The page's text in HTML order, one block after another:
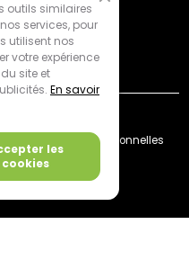
Données personnelles
outils similaires
services, pour
utilisent nos
votre expérience
site et
En savoir
les
cookies